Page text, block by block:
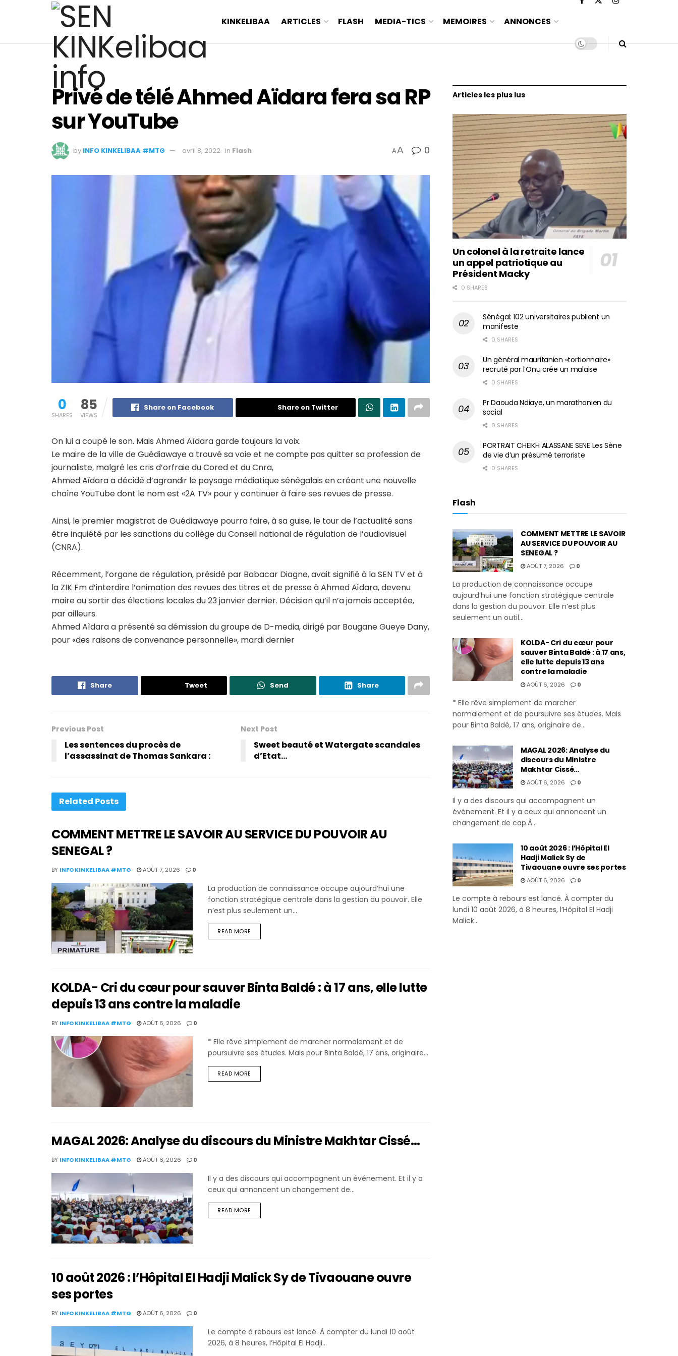
KINKELIBAA ARTICLES FLASH MEDIA-TICS MEMOIRES ANNONCES
Privé de télé Ahmed Aïdara fera sa RP
sur YouTube
by INFO KINKELIBAA #MTG avril 8, 2022 in Flash AA 0
0
SHARES
85
VIEWS
Share on Facebook Share on Twitter
On lui a coupé le son. Mais Ahmed Aìdara garde toujours la voix.
Le maire de la ville de Guédiawaye a trouvé sa voie et ne compte pas quitter sa profession de
journaliste, malgré les cris d’orfraie du Cored et du Cnra,
Ahmed Aïdara a décidé d’agrandir le paysage médiatique sénégalais en créant une nouvelle
chaîne YouTube dont le nom est «2A TV» pour y continuer à faire ses revues de presse.
Ainsi, le premier magistrat de Guédiawaye pourra faire, à sa guise, le tour de l’actualité sans
être inquiété par les sanctions du collège du Conseil national de régulation de l’audiovisuel
(CNRA).
Récemment, l’organe de régulation, présidé par Babacar Diagne, avait signifié à la SEN TV et à
la ZIK Fm d’interdire l’animation des revues des titres et de presse à Ahmed Aïdara, devenu
maire au sortir des élections locales du 23 janvier dernier. Décision qu’il n’a jamais acceptée,
par ailleurs.
Ahmed Aìdara a présenté sa démission du groupe de D-media, dirigé par Bougane Gueye Dany,
pour «des raisons de convenance personnelle», mardi dernier
Share Tweet Send Share
Previous Post
Les sentences du procès de
l’assassinat de Thomas Sankara :
Next Post
Sweet beauté et Watergate scandales
d’Etat…
Related Posts
COMMENT METTRE LE SAVOIR AU SERVICE DU POUVOIR AU
SENEGAL ?
BY INFO KINKELIBAA #MTG AOÛT 7, 2026 0
La production de connaissance occupe aujourd’hui une
fonction stratégique centrale dans la gestion du pouvoir. Elle
n’est plus seulement un...
READ MORE
KOLDA- Cri du cœur pour sauver Binta Baldé : à 17 ans, elle lutte
depuis 13 ans contre la maladie
BY INFO KINKELIBAA #MTG AOÛT 6, 2026 0
* Elle rêve simplement de marcher normalement et de
poursuivre ses études. Mais pour Binta Baldé, 17 ans, originaire...
READ MORE
MAGAL 2026: Analyse du discours du Ministre Makhtar Cissé…
BY INFO KINKELIBAA #MTG AOÛT 6, 2026 0
Il y a des discours qui accompagnent un événement. Et il y a
ceux qui annoncent un changement de...
READ MORE
10 août 2026 : l’Hôpital El Hadji Malick Sy de Tivaouane ouvre
ses portes
BY INFO KINKELIBAA #MTG AOÛT 6, 2026 0
Le compte à rebours est lancé. À compter du lundi 10 août
2026, à 8 heures, l’Hôpital El Hadji...
Articles les plus lus
Un colonel à la retraite lance
un appel patriotique au
Président Macky
0 SHARES
Sénégal: 102 universitaires publient un
manifeste
0 SHARES
Un général mauritanien «tortionnaire»
recruté par l’Onu crée un malaise
0 SHARES
Pr Daouda Ndiaye, un marathonien du
social
0 SHARES
PORTRAIT CHEIKH ALASSANE SENE Les Sène
de vie d’un présumé terroriste
0 SHARES
Flash
COMMENT METTRE LE SAVOIR
AU SERVICE DU POUVOIR AU
SENEGAL ?
AOÛT 7, 2026 0
La production de connaissance occupe
aujourd’hui une fonction stratégique centrale
dans la gestion du pouvoir. Elle n’est plus
seulement un outil...
KOLDA- Cri du cœur pour
sauver Binta Baldé : à 17 ans,
elle lutte depuis 13 ans
contre la maladie
AOÛT 6, 2026 0
* Elle rêve simplement de marcher
normalement et de poursuivre ses études. Mais
pour Binta Baldé, 17 ans, originaire de...
MAGAL 2026: Analyse du
discours du Ministre
Makhtar Cissé…
AOÛT 6, 2026 0
Il y a des discours qui accompagnent un
événement. Et il y a ceux qui annoncent un
changement de cap.À...
10 août 2026 : l’Hôpital El
Hadji Malick Sy de
Tivaouane ouvre ses portes
AOÛT 6, 2026 0
Le compte à rebours est lancé. À compter du
lundi 10 août 2026, à 8 heures, l’Hôpital El Hadji
Malick...